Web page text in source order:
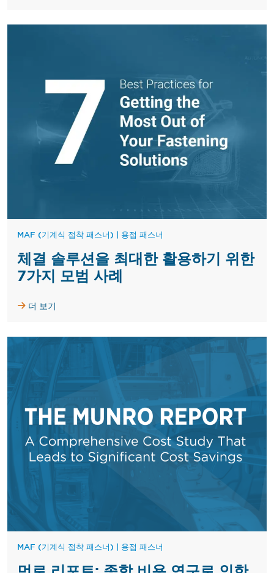
MAF (기계식 접착 패스너) | 용접 패스너
체결 솔루션을 최대한 활용하기 위한
7가지 모범 사례
더 보기
MAF (기계식 접착 패스너) | 용접 패스너